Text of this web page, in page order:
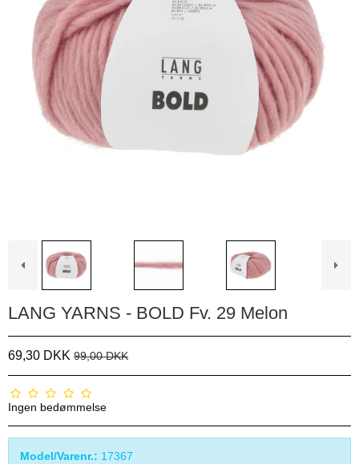
LANG YARNS - BOLD Fv. 29 Melon
69,30 DKK 99,00 DKK
Ingen bedømmelse
Model/Varenr.: 17367